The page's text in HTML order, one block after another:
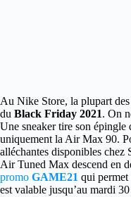
Au Nike Store, la plupart
du Black Friday 2021. On
Une sneaker tire son
uniquement la Air Max 90.
alléchantes disponibles
Air Tuned Max descend en
promo GAME21 qui permet
est valable jusqu’au mardi